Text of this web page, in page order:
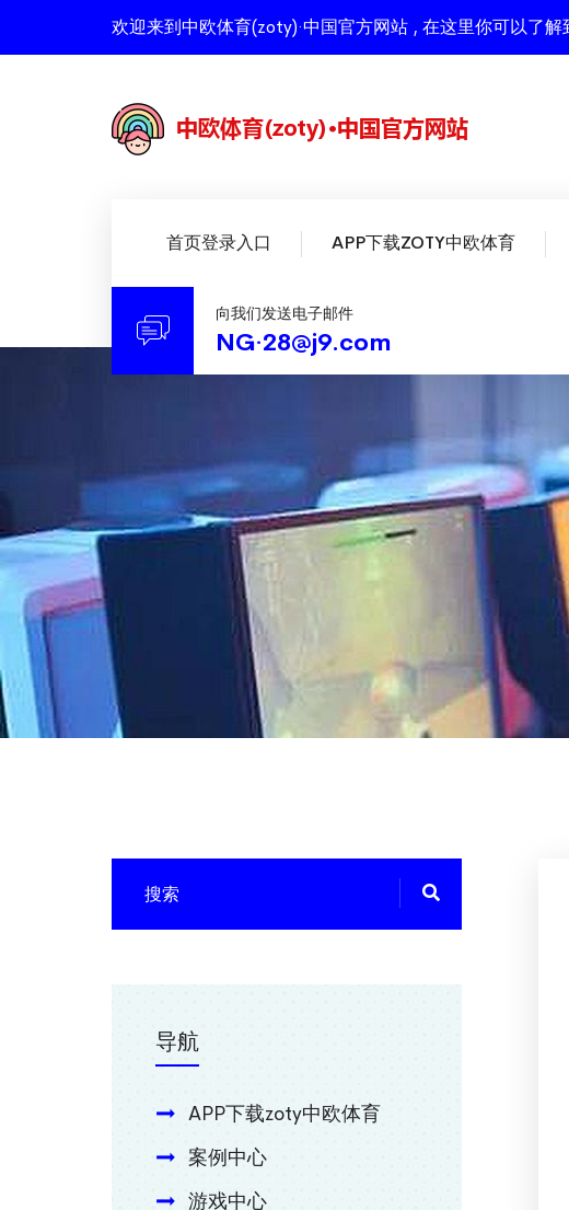
欢迎来到中欧体育(zoty)·中国官方网站 , 在这里你可以了
首页登录入口 APP下载ZOTY中欧体育
向我们发送电子邮件
NG·28@j9.com
导航
APP下载zoty中欧体育
案例中心
游戏中心